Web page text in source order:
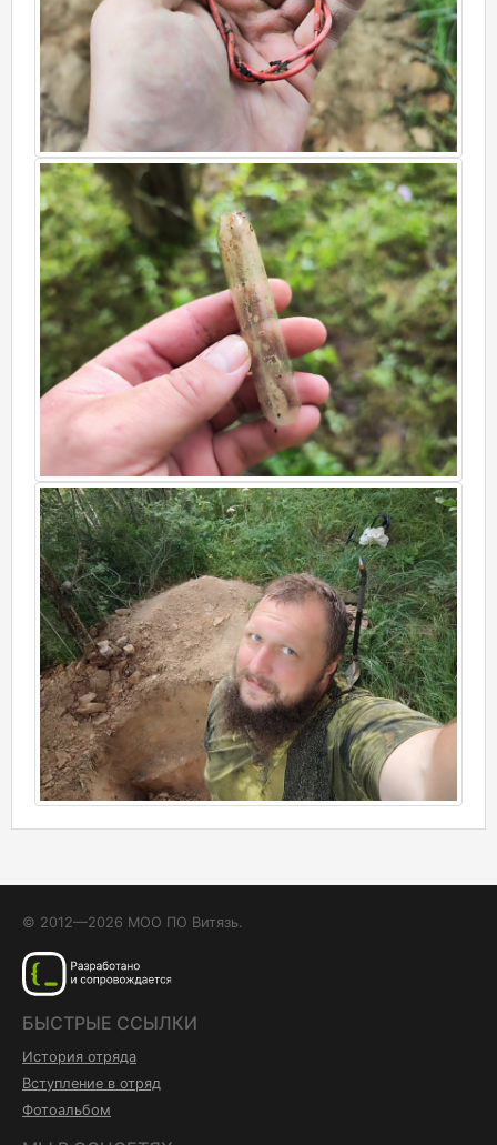
© 2012—2026 МОО ПО Витязь.
БЫСТРЫЕ ССЫЛКИ
История отряда
Вступление в отряд
Фотоальбом